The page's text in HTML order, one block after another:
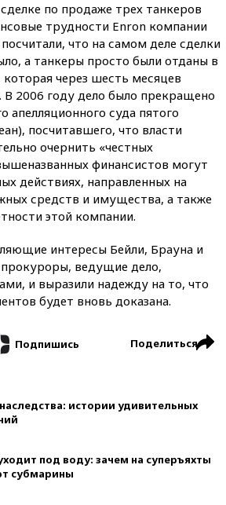
по продаже трех танкеров
трудности Enron компании
что на самом деле сделки
а танкеры просто были отданы в
через шесть месяцев
В 2006 году дело было прекращено
суда пятого
посчитавшего, что власти
очернить «честных
финансистов могут
действиях, направленных на
средств и имущества, а также
этой компании.
интересы Бейли, Брауна и
ведущие дело,
и выразили надежду на то, что
будет вновь доказана.
Подпишись Поделиться
истории удивительных
под воду: зачем на суперъяхты
субмарины